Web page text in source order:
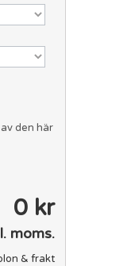
den här
0 kr
moms.
& frakt